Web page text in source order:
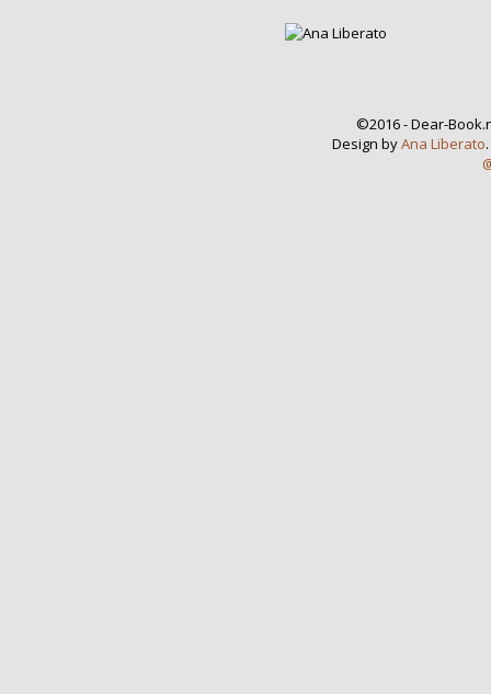
©2016 - Dear-
Design byAna Liberato